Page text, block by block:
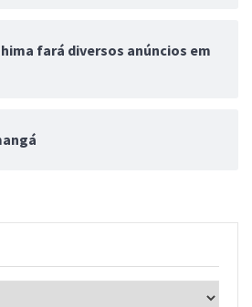
fará diversos anúncios em